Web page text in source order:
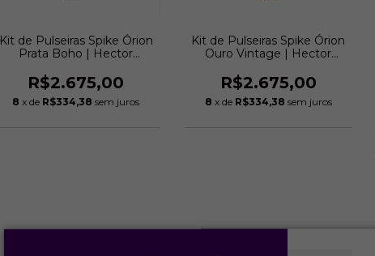
Kit de Pulseiras Spike Órion
Prata Boho | Hector
R$2.675,00
8 x de R$334,38 sem juros
Kit de Pulseiras Spike Órion
Ouro Vintage | Hector
R$2.675,00
8 x de R$334,38 sem juros